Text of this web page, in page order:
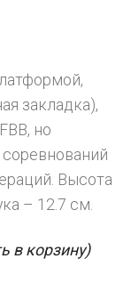
закладка),
но
Высота
– 12.7 см.
в корзину)